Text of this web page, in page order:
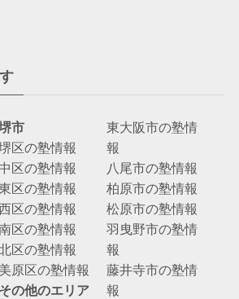
市
区の塾情報
中区の塾情報
区の塾情報
区の塾情報
区の塾情報
区の塾情報
美原区の塾情報
その他のエリア
東大阪市の塾情
報
八尾市の塾情報
柏原市の塾情報
松原市の塾情報
羽曳野市の塾情
報
藤井寺市の塾情
報